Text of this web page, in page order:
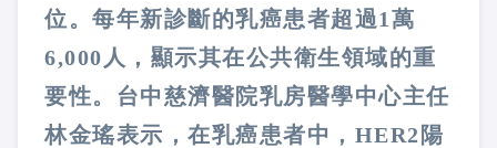
位。每年新診斷的乳癌患者超過1萬
6,000人，顯示其在公共衛生領域的重
要性。台中慈濟醫院乳房醫學中心主任
林金瑤表示，在乳癌患者中，HER2陽